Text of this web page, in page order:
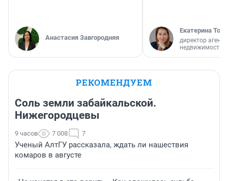
Анастасия Завгородняя
Екатерина
директор
недвижимости
РЕКОМЕНДУЕМ
Соль земли забайкальской.
Нижегородцевы
9 часов 7 008 7
Ученый АлтГУ рассказала, ждать ли нашествия
комаров в августе